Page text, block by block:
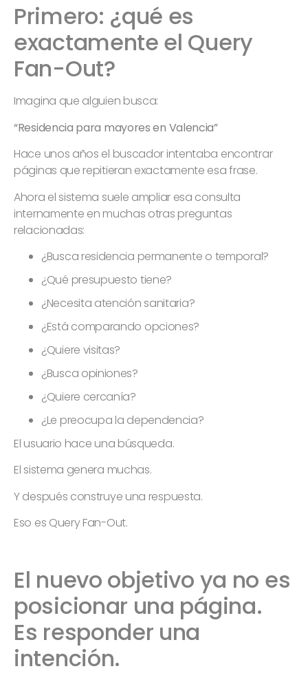
Primero: ¿qué es
exactamente el Query
Fan-Out?
Imagina que alguien busca:
“Residencia para mayores en Valencia”
Hace unos años el buscador intentaba encontrar
páginas que repitieran exactamente esa frase.
Ahora el sistema suele ampliar esa consulta
internamente en muchas otras preguntas
relacionadas:
¿Busca residencia permanente o temporal?
¿Qué presupuesto tiene?
¿Necesita atención sanitaria?
¿Está comparando opciones?
¿Quiere visitas?
¿Busca opiniones?
¿Quiere cercanía?
¿Le preocupa la dependencia?
El usuario hace una búsqueda.
El sistema genera muchas.
Y después construye una respuesta.
Eso es Query Fan-Out.
El nuevo objetivo ya no es
posicionar una página.
Es responder una
intención.